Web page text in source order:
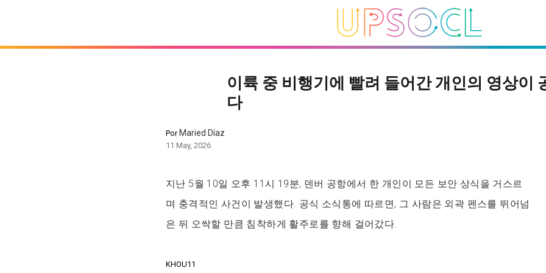
이륙 중 비행기에 빨려 들어간 개인의 영상이
다
PorMaried Díaz
11 May, 2026
지난 5월 10일 오후 11시 19분, 덴버 공항에서 한 개인이 모든 보안 상식을 거스르
며 충격적인 사건이 발생했다. 공식 소식통에 따르면, 그 사람은 외곽 펜스를 뛰어넘
은 뒤 오싹할 만큼 침착하게 활주로를 향해 걸어갔다.
KHOU11